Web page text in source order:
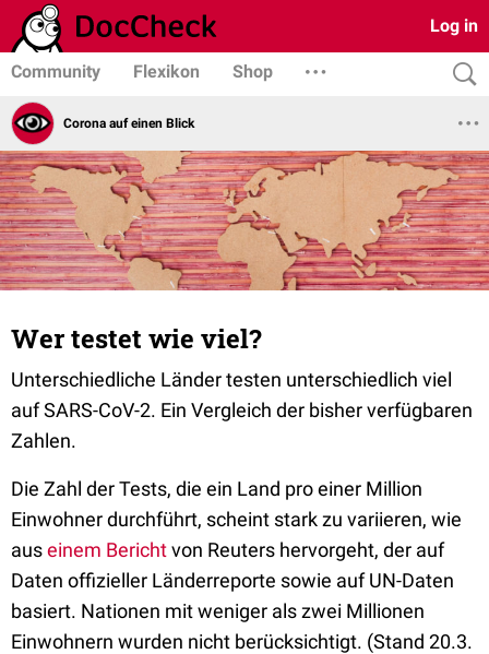
Log in
Community Flexikon Shop
Corona auf einen Blick
Wer testet wie viel?
Unterschiedliche Länder testen unterschiedlich viel
auf SARS-CoV-2. Ein Vergleich der bisher verfügbaren
Zahlen.
Die Zahl der Tests, die ein Land pro einer Million
Einwohner durchführt, scheint stark zu variieren, wie
auseinem Berichtvon Reuters hervorgeht, der auf
Daten offizieller Länderreporte sowie auf UN-Daten
basiert. Nationen mit weniger als zwei Millionen
Einwohnern wurden nicht berücksichtigt. (Stand 20.3.